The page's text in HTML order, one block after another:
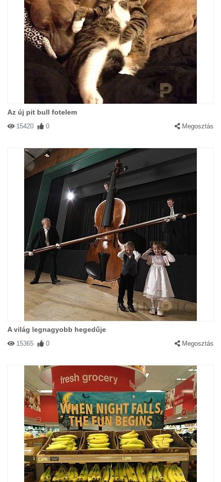
Az új pit bull fotelem
15420 0 Megosztás
A világ legnagyobb hegedűje
15365 0 Megosztás